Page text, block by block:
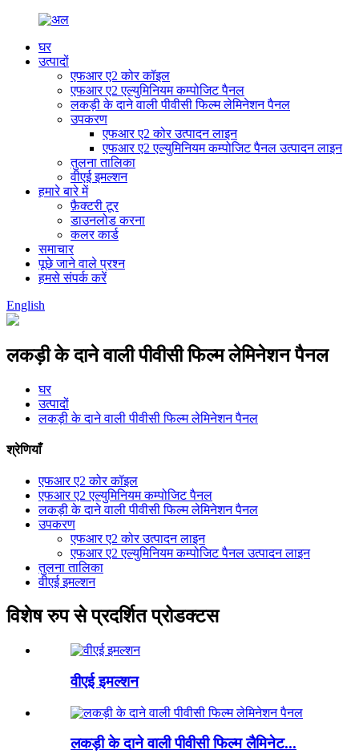
घर
उत्पादों
एफआर ए2 कोर कॉइल
एफआर ए2 एल्युमिनियम कम्पोजिट पैनल
लकड़ी के दाने वाली पीवीसी फिल्म लेमिनेशन पैनल
उपकरण
एफआर ए2 कोर उत्पादन लाइन
एफआर ए2 एल्युमिनियम कम्पोजिट पैनल उत्पादन लाइन
तुलना तालिका
वीएई इमल्शन
हमारे बारे में
फ़ैक्टरी टूर
डाउनलोड करना
कलर कार्ड
समाचार
पूछे जाने वाले प्रश्न
हमसे संपर्क करें
English
लकड़ी के दाने वाली पीवीसी फिल्म लेमिनेशन पैनल
घर
उत्पादों
लकड़ी के दाने वाली पीवीसी फिल्म लेमिनेशन पैनल
श्रेणियाँ
एफआर ए2 कोर कॉइल
एफआर ए2 एल्युमिनियम कम्पोजिट पैनल
लकड़ी के दाने वाली पीवीसी फिल्म लेमिनेशन पैनल
उपकरण
एफआर ए2 कोर उत्पादन लाइन
एफआर ए2 एल्युमिनियम कम्पोजिट पैनल उत्पादन लाइन
तुलना तालिका
वीएई इमल्शन
विशेष रुप से प्रदर्शित प्रोडक्टस
वीएई इमल्शन
लकड़ी के दाने वाली पीवीसी फिल्म लैमिनेट...